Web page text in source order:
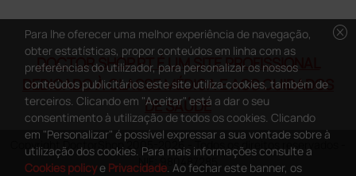
DOCTOR SHOP.PT É UM SITE PROFISSIONAL
DEDICADO À CLASSE MÉDICA E AOS CUIDADOS
DE SAÚDE
Copyright DoctorShop 2005-2026 - Todos os direitos reservados -
NIF: 980487285
cancel
Para lhe oferecer uma melhor experiência de navegação,
obter estatísticas, propor conteúdos em linha com as
preferências do utilizador, para personalizar os nossos
conteúdos publicitários este site utiliza cookies, também de
terceiros. Clicando em "Aceitar" está a dar o seu
consentimento à utilização de todos os cookies. Clicando
em "Personalizar" é possível expressar a sua vontade sobre à
utilização dos cookies. Para mais informações consulte a
Cookies policye Privacidade. Ao fechar este banner, os